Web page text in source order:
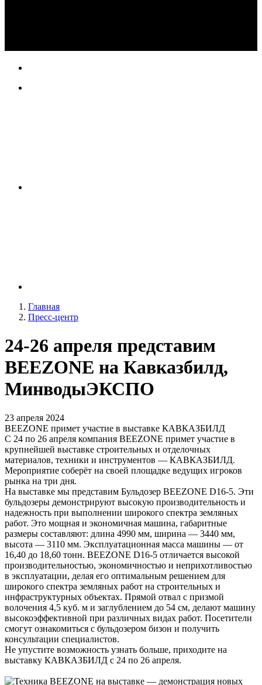
Главная
Пресс-центр
24-26 апреля представим
BEEZONE на Кавказбилд,
МинводыЭКСПО
23 апреля 2024
BEEZONE примет участие в выставке КАВКАЗБИЛД
С 24 по 26 апреля компания BEEZONE примет участие в
крупнейшей выставке строительных и отделочных
материалов, техники и инструментов — КАВКАЗБИЛД.
Мероприятие соберёт на своей площадке ведущих игроков
рынка на три дня.
На выставке мы представим Бульдозер BEEZONE D16-5. Эти
бульдозеры демонстрируют высокую производительность и
надежность при выполнении широкого спектра земляных
работ. Это мощная и экономичная машина, габаритные
размеры составляют: длина 4990 мм, ширина — 3440 мм,
высота — 3110 мм. Эксплуатационная масса машины — от
16,40 до 18,60 тонн. BEEZONE D16-5 отличается высокой
производительностью, экономичностью и неприхотливостью
в эксплуатации, делая его оптимальным решением для
широкого спектра земляных работ на строительных и
инфраструктурных объектах. Прямой отвал с призмой
волочения 4,5 куб. м и заглублением до 54 см, делают машину
высокоэффективной при различных видах работ. Посетители
смогут ознакомиться с бульдозером бизон и получить
консультации специалистов.
Не упустите возможность узнать больше, приходите на
выставку КАВКАЗБИЛД с 24 по 26 апреля.